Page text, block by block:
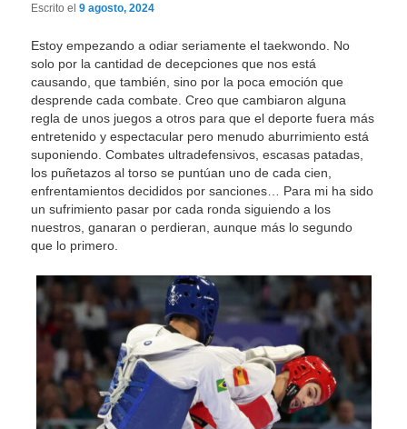
Escrito el9 agosto, 2024
Estoy empezando a odiar seriamente el taekwondo. No
solo por la cantidad de decepciones que nos está
causando, que también, sino por la poca emoción que
desprende cada combate. Creo que cambiaron alguna
regla de unos juegos a otros para que el deporte fuera más
entretenido y espectacular pero menudo aburrimiento está
suponiendo. Combates ultradefensivos, escasas patadas,
los puñetazos al torso se puntúan uno de cada cien,
enfrentamientos decididos por sanciones… Para mi ha sido
un sufrimiento pasar por cada ronda siguiendo a los
nuestros, ganaran o perdieran, aunque más lo segundo
que lo primero.